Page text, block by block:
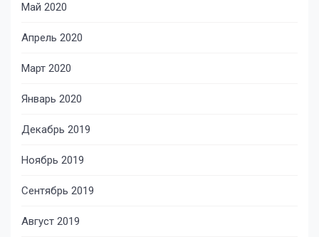
Май 2020
Апрель 2020
Март 2020
Январь 2020
Декабрь 2019
Ноябрь 2019
Сентябрь 2019
Август 2019